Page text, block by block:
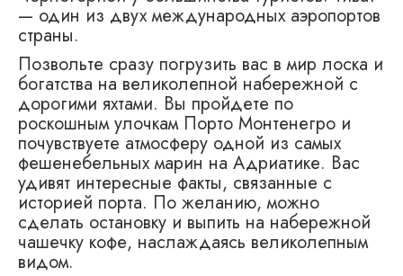
— один из двух международных аэропортов
страны.
Позвольте сразу погрузить вас в мир лоска и
богатства на великолепной набережной с
дорогими яхтами. Вы пройдете по
роскошным улочкам Порто Монтенегро и
почувствуете атмосферу одной из самых
фешенебельных марин на Адриатике. Вас
удивят интересные факты, связанные с
историей порта. По желанию, можно
сделать остановку и выпить на набережной
чашечку кофе, наслаждаясь великолепным
видом.